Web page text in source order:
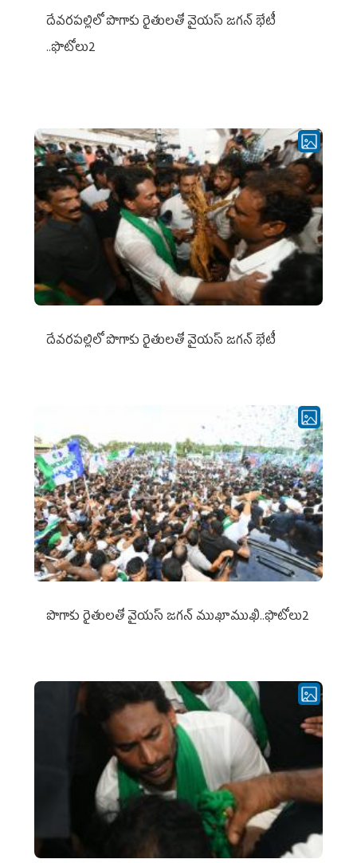
దేవరపల్లిలో పొగాకు రైతులతో వైయస్ జగన్ భేటీ
..ఫొటోలు2
దేవరపల్లిలో పొగాకు రైతులతో వైయస్ జగన్ భేటీ
పొగాకు రైతుల‌తో వైయ‌స్ జ‌గ‌న్ ముఖాముఖి..ఫొటోలు2